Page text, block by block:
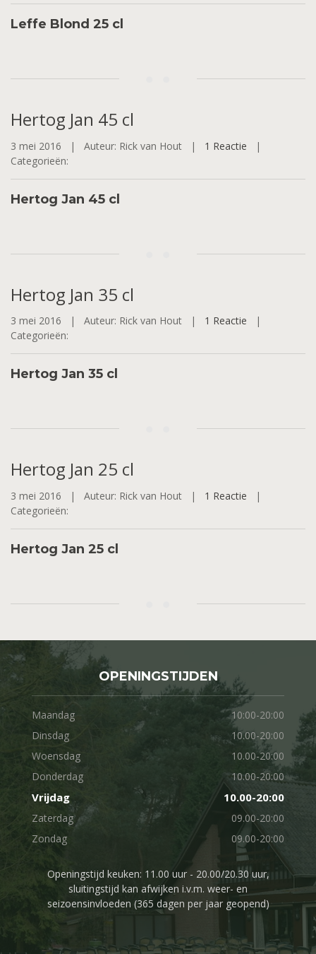
Leffe Blond 25 cl
Hertog Jan 45 cl
3 mei 2016 | Auteur: Rick van Hout | 1 Reactie |
Categorieën:
Hertog Jan 45 cl
Hertog Jan 35 cl
3 mei 2016 | Auteur: Rick van Hout | 1 Reactie |
Categorieën:
Hertog Jan 35 cl
Hertog Jan 25 cl
3 mei 2016 | Auteur: Rick van Hout | 1 Reactie |
Categorieën:
Hertog Jan 25 cl
OPENINGSTIJDEN
Maandag
10:00-20:00
Dinsdag
10.00-20:00
Woensdag
10.00-20:00
Donderdag
10.00-20:00
Vrijdag 10.00-20:00
Zaterdag
09.00-20:00
Zondag
09.00-20:00
Openingstijd keuken: 11.00 uur - 20.00/20.30 uur,
sluitingstijd kan afwijken i.v.m. weer- en
seizoensinvloeden (365 dagen per jaar geopend)